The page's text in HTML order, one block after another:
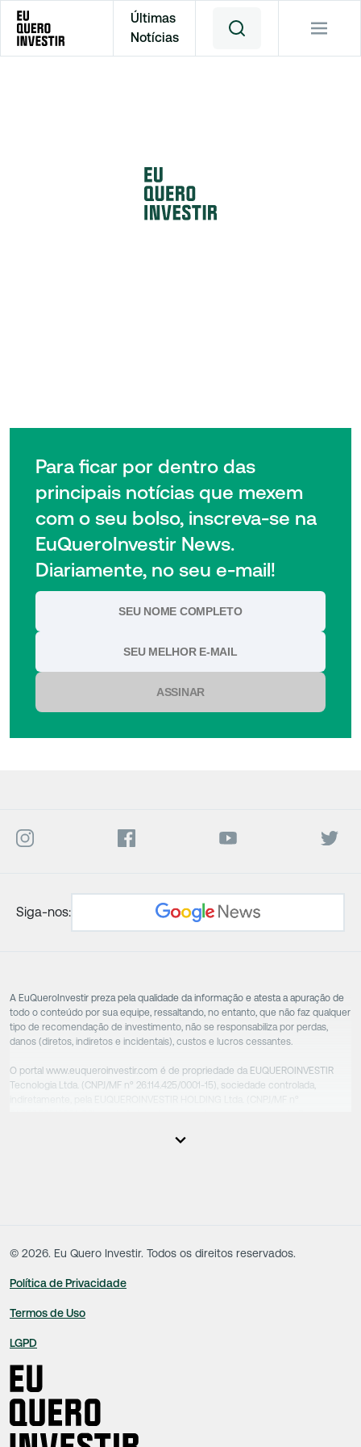
Últimas
Notícias
Para ficar por dentro das
principais notícias que mexem
com o seu bolso, inscreva-se na
EuQueroInvestir News.
Diariamente, no seu e-mail!
ASSINAR
Siga-nos:
A EuQueroInvestir preza pela qualidade da informação e atesta a apuração de
todo o conteúdo por sua equipe, ressaltando, no entanto, que não faz qualquer
tipo de recomendação de investimento, não se responsabiliza por perdas,
danos (diretos, indiretos e incidentais), custos e lucros cessantes.
O portal www.euqueroinvestir.com é de propriedade da EUQUEROINVESTIR
Tecnologia Ltda. (CNPJ/MF nº 26.114.425/0001-15), sociedade controlada,
responsáveis tecnicamente são totalmente independentes, sendo que estes
© 2026. Eu Quero Investir. Todos os direitos reservados.
Política de Privacidade
Termos de Uso
LGPD